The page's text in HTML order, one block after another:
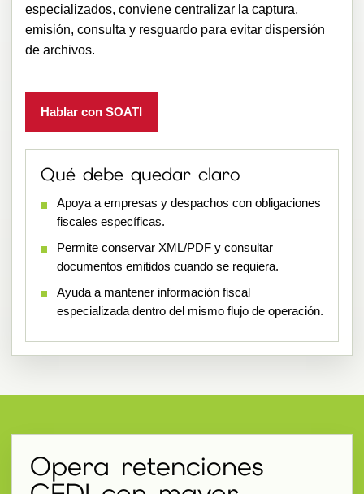
especializados, conviene centralizar la captura,
emisión, consulta y resguardo para evitar dispersión
de archivos.
Hablar con SOATI
Qué debe quedar claro
Apoya a empresas y despachos con obligaciones
fiscales específicas.
Permite conservar XML/PDF y consultar
documentos emitidos cuando se requiera.
Ayuda a mantener información fiscal
especializada dentro del mismo flujo de operación.
Opera retenciones